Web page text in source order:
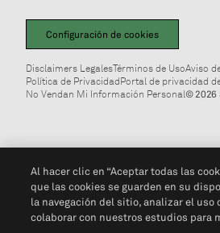
Configuración de cookies
Disclaimers LegalesTérminos de UsoAviso
Política de PrivacidadPortal de privacidad
No Vendan Mi Información Personal© 2026
Al hacer clic en “Aceptar todas las
que las cookies se guarden en su
la navegación del sitio, analizar el uso
colaborar con nuestros estudios para